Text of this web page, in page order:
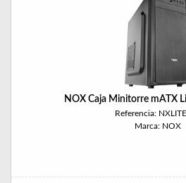
NOX Caja Minitorre mATX
Referencia:
Marca: NOX